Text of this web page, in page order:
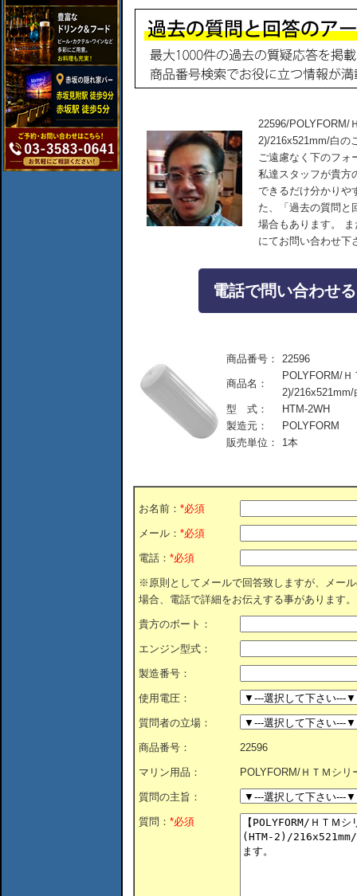
22596/POLYFORM/
2)/216x521mm/白の
ご遠慮なく下のフォ
私達スタッフが貴方
できるだけ分かりや
た、「過去の質問と
場合もあります。
にてお問い合わせ下
電話で問い合わせ
商品番号： 22596
商品名：
POLYFORM/
2)/216x521mm/
型 式：
HTM-2WH
製造元：
POLYFORM
販売単位：
1本
お名前： *必須
メール： *必須
電話： *必須
※原則としてメールで回答致しますが、メー
場合、電話で詳細をお伝えする事があります。
貴方のボート：
エンジン型式：
製造番号：
使用電圧：
質問者の立場：
商品番号： 22596
マリン用品： POLYFORM/ＨＴＭシ
質問の主旨：
質問： *必須